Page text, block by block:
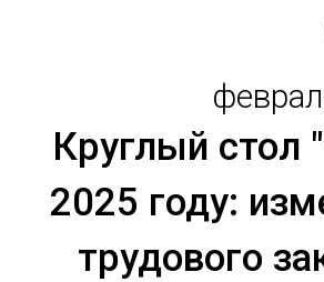
Круглый стол
2025 году:
трудового